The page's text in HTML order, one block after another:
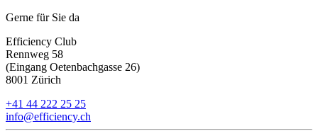
Gerne für Sie da
Efficiency Club
Rennweg 58
(Eingang Oetenbachgasse 26)
8001 Zürich
+41 44 222 25 25
info@efficiency.ch